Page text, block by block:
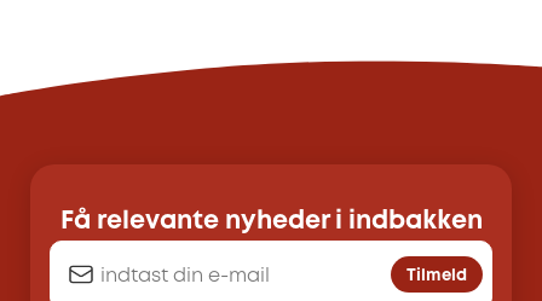
Få relevante nyheder i indbakken
Tilmeld